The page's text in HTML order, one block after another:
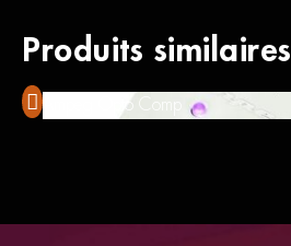
Produits similaires
Ampeg Opto Comp